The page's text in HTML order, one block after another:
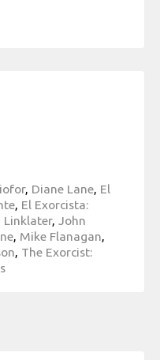
, Diane Lane El
El Exorcista:
Linklater,
John
Mike Flanagan
The Exorcist: